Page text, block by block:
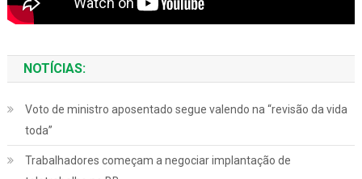
NOTÍCIAS:
Voto de ministro aposentado segue valendo na “revisão da vida
toda”
Trabalhadores começam a negociar implantação de